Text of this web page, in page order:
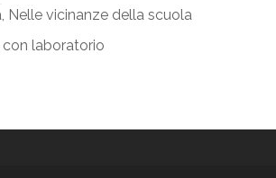
Nelle vicinanze della scuola
laboratorio